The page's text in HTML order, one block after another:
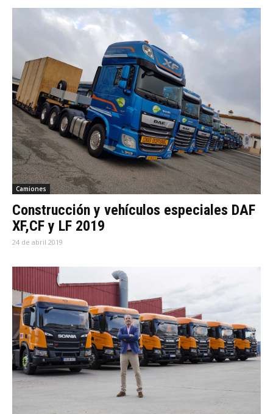
Camiones
Construcción y vehículos especiales DAF
XF,CF y LF 2019
24 de abril 2019